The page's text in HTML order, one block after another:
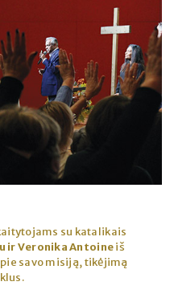
su katalikais
ir Veronika Antoineiš
savo misiją, tikėjimą